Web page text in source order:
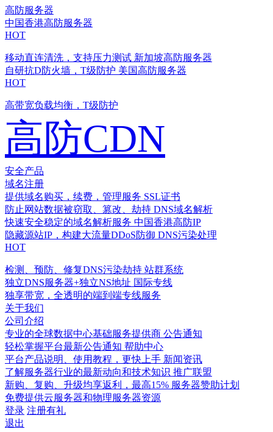
高防服务器
中国香港高防服务器
HOT
移动直连清洗，支持压力测试 新加坡高防服务器
自研抗D防火墙，T级防护 美国高防服务器
HOT
高带宽负载均衡，T级防护
高防CDN
安全产品
域名注册
提供域名购买，续费，管理服务 SSL证书
防止网站数据被窃取、篡改、劫持 DNS域名解析
快速安全稳定的域名解析服务 中国香港高防IP
隐藏源站IP，构建大流量DDoS防御 DNS污染处理
HOT
检测、预防、修复DNS污染劫持 站群系统
独立DNS服务器+独立NS地址 国际专线
独享带宽，全透明的端到端专线服务
关于我们
公司介绍
专业的全球数据中心基础服务提供商 公告通知
轻松掌握平台最新公告通知 帮助中心
平台产品说明、使用教程，更快上手 新闻资讯
了解服务器行业的最新动向和技术知识 推广联盟
新购、复购、升级均享返利，最高15% 服务器赞助计划
免费提供云服务器和物理服务器资源
登录 注册有礼
退出